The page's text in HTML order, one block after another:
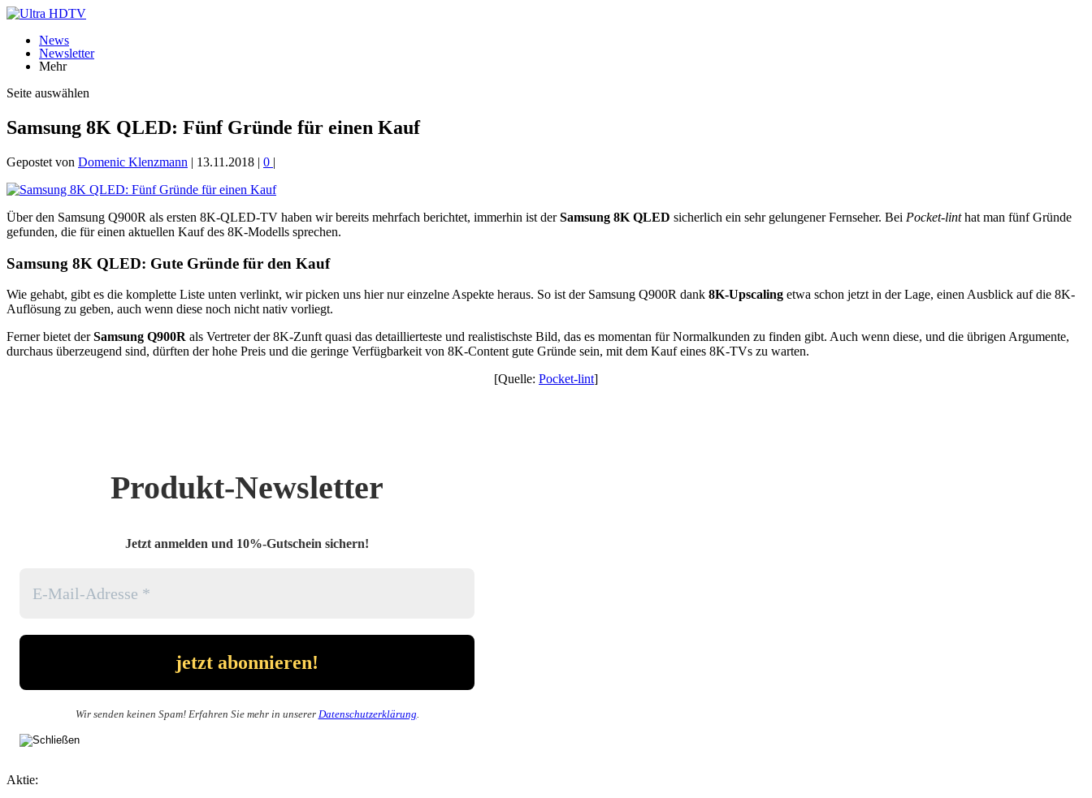
News
Newsletter
Mehr
Seite auswählen
Samsung 8K QLED: Fünf Gründe für einen Kauf
Gepostet von Domenic Klenzmann | 13.11.2018 | 0 |
Über den Samsung Q900R als ersten 8K-QLED-TV haben wir bereits mehrfach berichtet, immerhin ist derSamsung 8K QLED sicherlich ein sehr gelungener Fernseher. Bei Pocket-linthat man fünf Gründe
gefunden, die für einen aktuellen Kauf des 8K-Modells sprechen.
Samsung 8K QLED: Gute Gründe für den Kauf
Wie gehabt, gibt es die komplette Liste unten verlinkt, wir picken uns hier nur einzelne Aspekte heraus. So ist der Samsung Q900R dank 8K-Upscaling etwa schon jetzt in der Lage, einen Ausblick auf die 8K-
Auflösung zu geben, auch wenn diese noch nicht nativ vorliegt.
Ferner bietet derSamsung Q900R als Vertreter der 8K-Zunft quasi das detaillierteste und realistischste Bild, das es momentan für Normalkunden zu finden gibt. Auch wenn diese, und die übrigen Argumente,
durchaus überzeugend sind, dürften der hohe Preis und die geringe Verfügbarkeit von 8K-Content gute Gründe sein, mit dem Kauf eines 8K-TVs zu warten.
[Quelle: Pocket-lint]
Produkt-Newsletter
Jetzt anmelden und 10%-Gutschein sichern!
Wir senden keinen Spam! Erfahren Sie mehr in unserer Datenschutzerklärung
Aktie: